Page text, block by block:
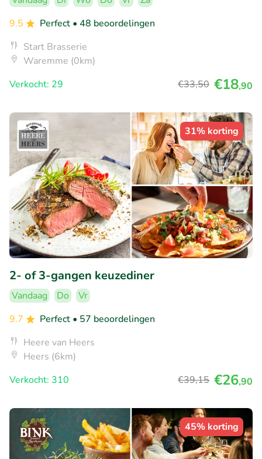
9.5
Perfect • 48 beoordelingen
Start Brasserie
Waremme (0km)
Verkocht: 29
€33,50 €18,90
31% korting
2- of 3-gangen keuzediner
Vandaag Do
Vr
9.7
Perfect • 57 beoordelingen
Heere van Heers
Heers (6km)
Verkocht: 310
€39,15 €26,90
45% korting